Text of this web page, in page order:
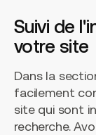
Suivi de
votre site
Dans la
facilement
site qui sont
recherche.